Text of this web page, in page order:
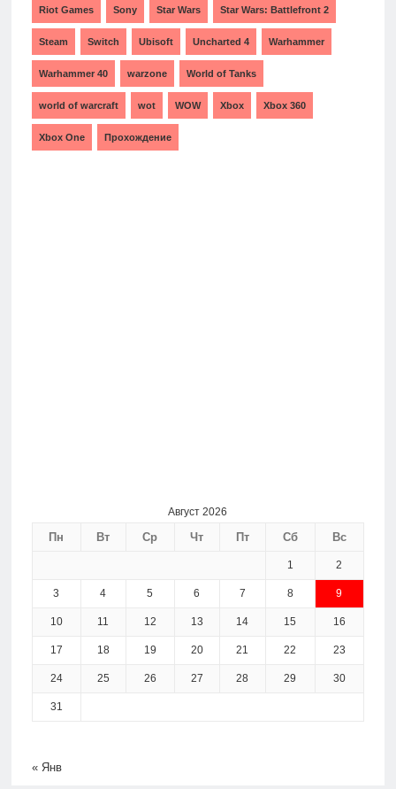
Riot Games Sony Star Wars Star Wars: Battlefront 2
Steam Switch Ubisoft Uncharted 4 Warhammer
Warhammer 40 warzone World of Tanks
world of warcraft wot WOW Xbox Xbox 360
Xbox One Прохождение
Август 2026
Пн Вт Ср Чт Пт Сб Вс
1 2
3 4 5 6 7 8 9
10 11 12 13 14 15 16
17 18 19 20 21 22 23
24 25 26 27 28 29 30
31
« Янв